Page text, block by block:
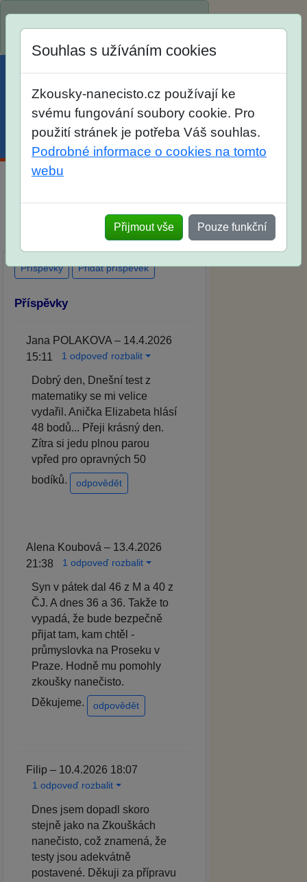
Menu Účet Košík
na SŠ? Vaše ohlasy po skutečných
přijímacích zkouškách
Souhlas s užíváním cookies
Zkousky-nanecisto.cz používají ke
svému fungování soubory cookie. Pro
použití stránek je potřeba Váš souhlas.
Podrobné informace o cookies na tomto
webu
Přijmout vše Pouze funkční
Příspěvky Přidat příspěvek
Příspěvky
Jana POLAKOVA – 14.4.2026
15:11
1 odpoveď rozbalit
Dobrý den, Dnešní test z
matematiky se mi velice
vydařil. Anička Elizabeta hlásí
48 bodů... Přeji krásný den.
Zítra si jedu plnou parou
vpřed pro opravných 50
bodíků.
odpovědět
Alena Koubová – 13.4.2026
21:38
1 odpoveď rozbalit
Syn v pátek dal 46 z M a 40 z
ČJ. A dnes 36 a 36. Takže to
vypadá, že bude bezpečně
přijat tam, kam chtěl -
průmyslovka na Proseku v
Praze. Hodně mu pomohly
zkoušky nanečisto.
Děkujeme.
odpovědět
Filip – 10.4.2026 18:07
1 odpoveď rozbalit
Dnes jsem dopadl skoro
stejně jako na Zkouškách
nanečisto, což znamená, že
testy jsou adekvátně
postavené. Děkuji za přípravu